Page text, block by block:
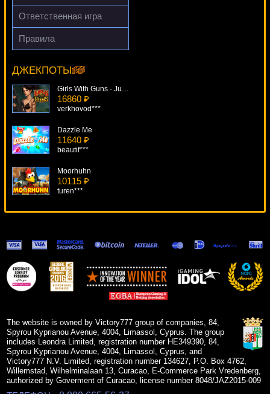
Panamer***
Ответственная игра
Правила
ДЖЕКПОТЫ
Eggomatic
Deni***
Girls With Guns - Jungle Heat
16860 ₽
verkhovod***
Dazzle Me
11640 ₽
beautif***
Moorhuhn
10115 ₽
turen***
Pollen Nation
10133 ₽
SmileLow***
Bananas Go Bahamas
The website is owned by Victory777 group of companies, 84,
Spyrou Kyprianou Avenue, 4004, Limassol, Cyprus. The group
includes Leondra Limited, registration number HE349390, 84,
Spyrou Kyprianou Avenue, 4004, Limassol, Cyprus, and
Victory777 N.V. Limited, registration number 134627, P.O. Box 4762,
Willemstad, Wilhelminalaan 13, Curacao, E-Commerce Park Vredenberg,
authorized by Goverment of Curacao, license number 8048/JAZ2015-009